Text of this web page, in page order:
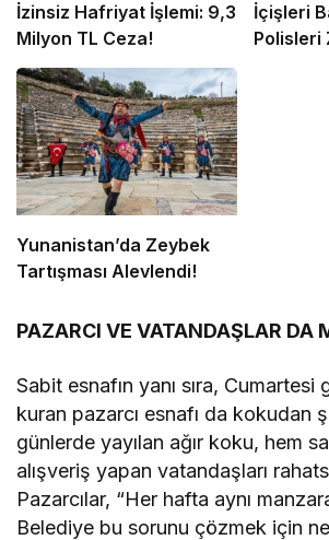
İzinsiz Hafriyat İşlemi: 9,3
Milyon TL Ceza!
İçişleri
Polisleri
Yunanistan’da Zeybek
Tartışması Alevlendi!
PAZARCI VE VATANDAŞLAR DA
Sabit esnafın yanı sıra, Cumartesi
kuran pazarcı esnafı da kokudan
günlerde yayılan ağır koku, hem
alışveriş yapan vatandaşları
Pazarcılar, “Her hafta aynı
Belediye bu sorunu çözmek için